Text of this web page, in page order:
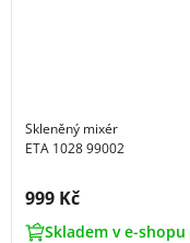
Skleněný mixér
ETA 1028 99002
Cena s DPH:
999 Kč
Skladem v e-shopu